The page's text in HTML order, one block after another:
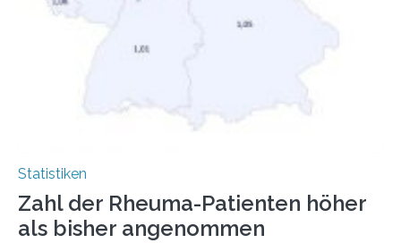
Statistiken
Zahl der Rheuma-Patienten höher
als bisher angenommen